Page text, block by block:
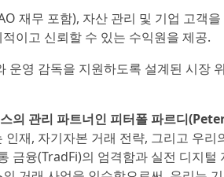
재무 포함), 자산 관리 및 기업 고객
이고 신뢰할 수 있는 수익원을 제공.
운영 감독을 지원하도록 설계된 시장
의 관리 파트너인 피터폴 파르디
인재, 자기자본 거래 전략, 그리고 우
금융(TradFi)의 엄격함과 실전 디지